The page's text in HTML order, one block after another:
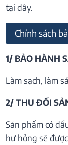
tại đây.
Chính sách
1/ BẢO HÀNH
Làm sạch, làm
2/ THU ĐỔI
Sản phẩm có
hư hỏng sẽ